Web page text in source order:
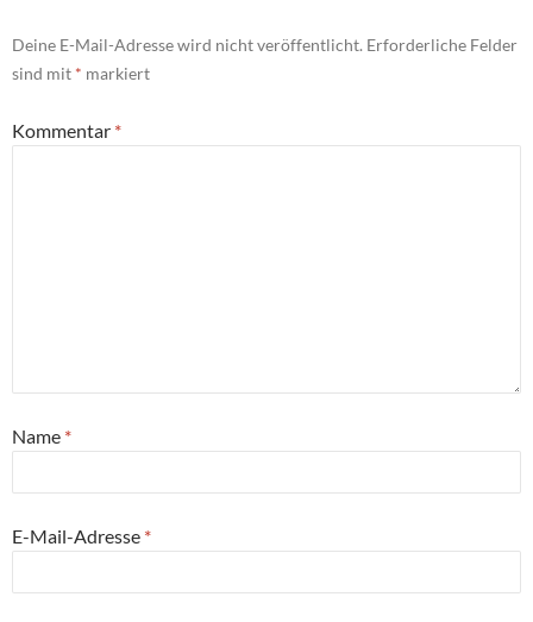
Deine E-Mail-Adresse wird nicht veröffentlicht. Erforderliche Felder
sind mit * markiert
Kommentar *
Name *
E-Mail-Adresse *